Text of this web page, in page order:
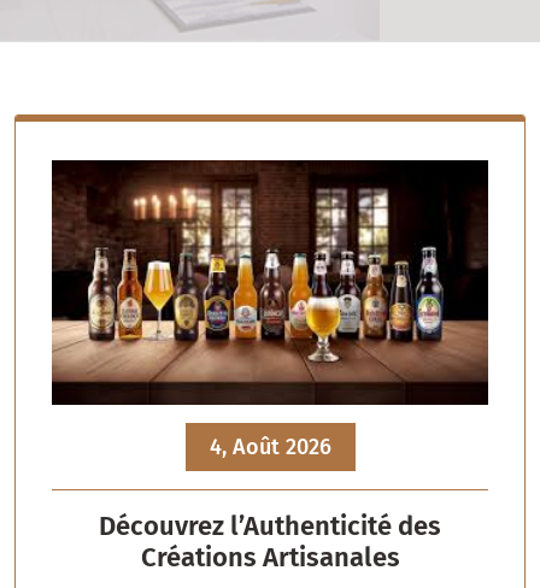
4, Août 2026
Découvrez l’Authenticité des
Créations Artisanales